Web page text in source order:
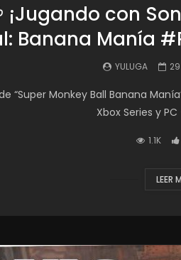
¡Jugando con
Banana Manía
YULUGA 29
“Super Monkey Ball Banana
Xbox Series y
1.1K
LEER